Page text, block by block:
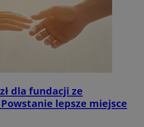
dla fundacji ze
lepsze miejsce